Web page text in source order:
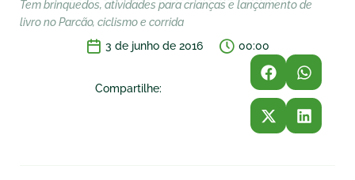
Tem brinquedos, atividades para crianças e lançamento de
livro no Parcão, ciclismo e corrida
3 de junho de 2016
00:00
Compartilhe: